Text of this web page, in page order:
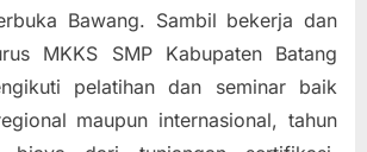
Bawang. Sambil bekerja dan
MKKS SMP Kabupaten Batang
pelatihan dan seminar baik
maupun internasional, tahun